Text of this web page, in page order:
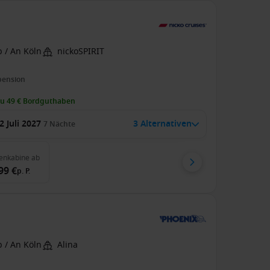
/ An Köln nickoSPIRIT
49 € Bordguthaben
Juli 2027 7 Nächte 3 Alternativen
ab
€p. P.
/ An Köln Alina